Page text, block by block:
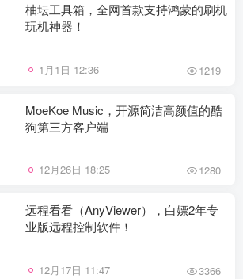
柚坛工具箱，全网首款支持鸿蒙的刷机
玩机神器！
1月1日 12:36 1219
MoeKoe Music，开源简洁高颜值的酷
狗第三方客户端
12月26日 18:25 1280
远程看看（AnyViewer），白嫖2年专
业版远程控制软件！
12月17日 11:47 3366